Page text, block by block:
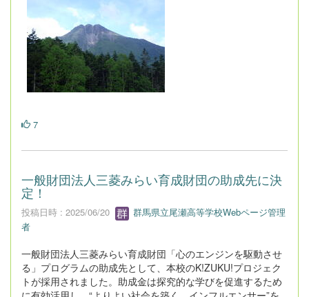
7
一般財団法人三菱みらい育成財団の助成先に決
定！
投稿日時 : 2025/06/20
群馬県立尾瀬高等学校Webページ管理
者
一般財団法人三菱みらい育成財団「心のエンジンを駆動させ
る」プログラムの助成先として、本校のK!ZUKU!プロジェク
トが採用されました。助成金は探究的な学びを促進するため